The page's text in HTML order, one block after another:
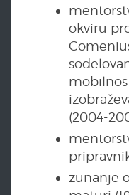
okviru
(2004-
zunanje